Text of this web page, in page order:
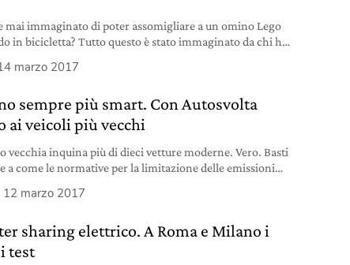
mai immaginato di poter assomigliare a un omino Lego
in bicicletta? Tutto questo è stato immaginato da chi ha
una capigliatura che ricorda quella dei pupazzetti della
marzo 2017
sempre più smart. Con Autosvolta
ai veicoli più vecchi
vecchia inquina più di dieci vetture moderne. Vero. Basti
a come le normative per la limitazione delle emissioni
Euro 0, quindi immatricolato prima del 1992, è privo di
cosa sia
12 marzo 2017
sharing elettrico. A Roma e Milano i
test